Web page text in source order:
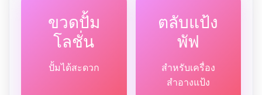
ขวดปั้ม
โลชั่น
ปั้มได้สะดวก
ตลับแป้ง
พัฟ
สำหรับเครื่อง
สำอางแป้ง